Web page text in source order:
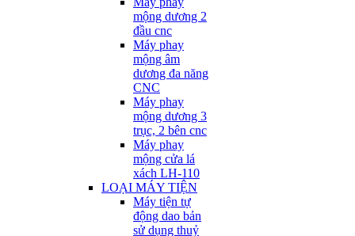
mộng dương 2
đầu cnc
Máy phay
mộng âm
dương đa năng
CNC
Máy phay
mộng dương 3
trục, 2 bên cnc
Máy phay
mộng cửa lá
xách LH-110
LOẠI MÁY TIỆN
Máy tiện tự
động dao bản
sử dụng thuỷ